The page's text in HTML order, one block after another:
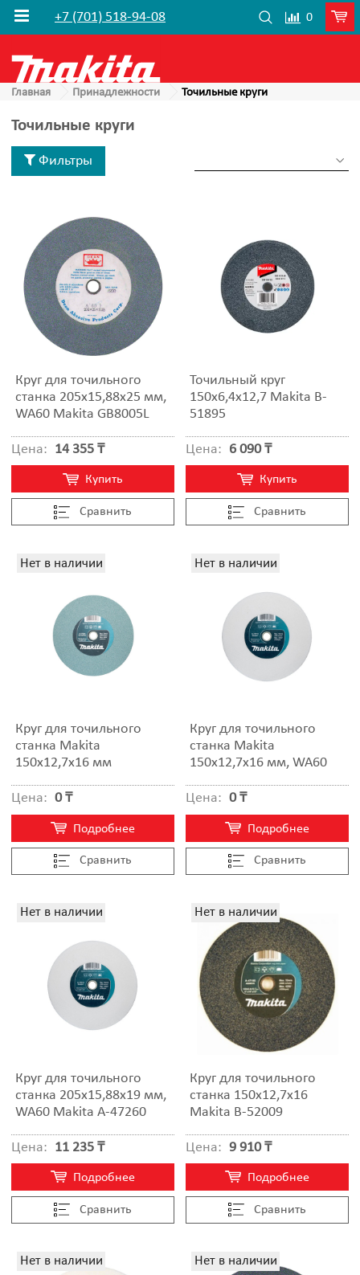
+7 (701) 518-94-08 0
Главная Принадлежности Точильные круги
Точильные круги
Фильтры
Круг для точильного
станка 205x15,88x25 мм,
WA60 Makita GB8005L
Цена: 14 355 ₸
Cравнить
Купить
Точильный круг
150x6,4x12,7 Makita B-
51895
Цена: 6 090 ₸
Cравнить
Купить
Нет в наличии
Круг для точильного
станка Makita
150x12,7x16 мм
Цена: 0 ₸
Cравнить
Подробнее
Нет в наличии
Круг для точильного
станка Makita
150x12,7x16 мм, WA60
Цена: 0 ₸
Cравнить
Подробнее
Нет в наличии
Круг для точильного
станка 205x15,88x19 мм,
WA60 Makita A-47260
Цена: 11 235 ₸
Cравнить
Подробнее
Нет в наличии
Круг для точильного
станка 150x12,7x16
Makita B-52009
Цена: 9 910 ₸
Cравнить
Подробнее
Нет в наличии Нет в наличии